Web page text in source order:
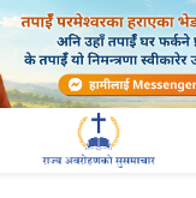
कारण के हो